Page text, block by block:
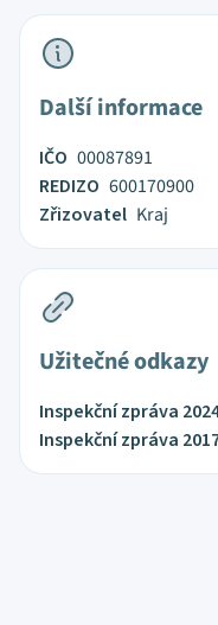
Další informace
IČO 00087891
REDIZO 600170900
Zřizovatel Kraj
Užitečné odkazy
Inspekční zpráva
Inspekční zpráva